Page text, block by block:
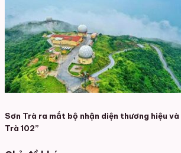
Sơn Trà ra mắt bộ nhận diện thương hiệu
Trà 102”